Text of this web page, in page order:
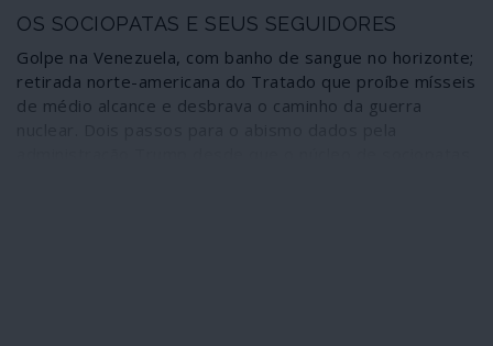
OS SOCIOPATAS E SEUS SEGUIDORES
Golpe na Venezuela, com banho de sangue no horizonte;
retirada norte-americana do Tratado que proíbe mísseis
de médio alcance e desbrava o caminho da guerra